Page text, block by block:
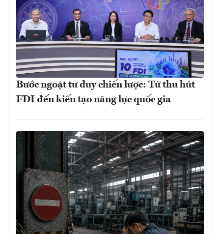
Bước ngoặt tư duy chiến lược: Từ thu hút
FDI đến kiến tạo năng lực quốc gia